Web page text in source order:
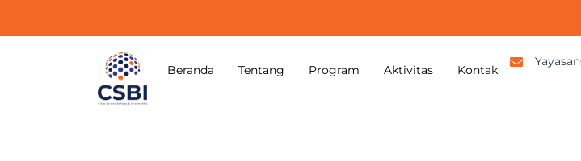
Beranda Tentang Program Aktivitas Kontak